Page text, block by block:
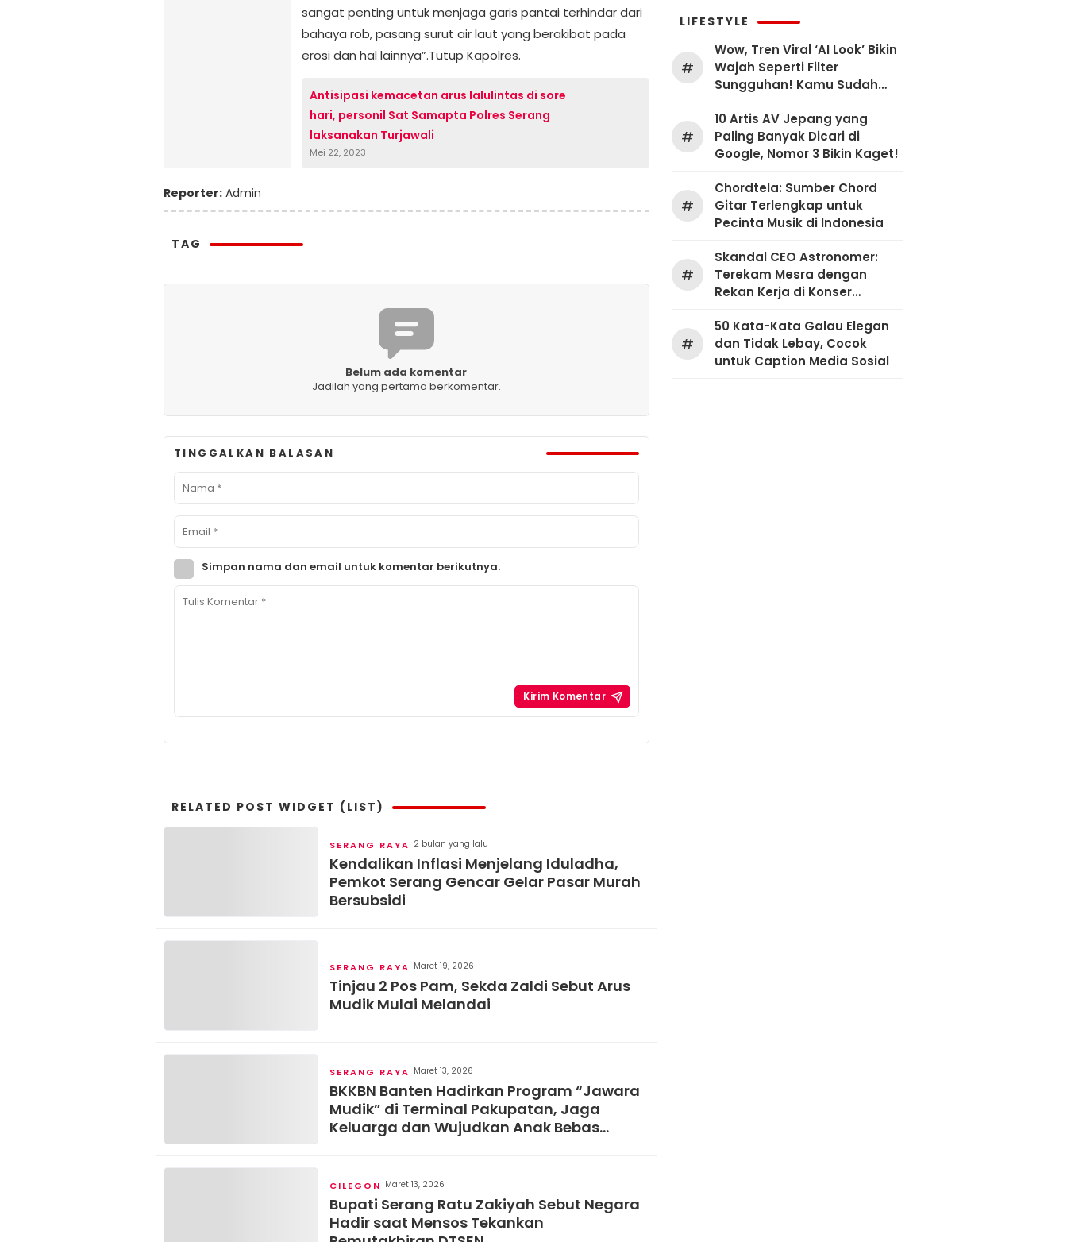
sangat penting untuk menjaga garis pantai terhindar dari
bahaya rob, pasang surut air laut yang berakibat pada
erosi dan hal lainnya”.Tutup Kapolres.
Antisipasi kemacetan arus lalulintas di sore
hari, personil Sat Samapta Polres Serang
laksanakan Turjawali
Mei 22, 2023
Reporter: Admin
TAG
Belum ada komentar
Jadilah yang pertama berkomentar.
TINGGALKAN BALASAN
Simpan nama dan email untuk komentar berikutnya.
RELATED POST WIDGET (LIST)
SERANG RAYA 2 bulan yang lalu
Kendalikan Inflasi Menjelang Iduladha,
Pemkot Serang Gencar Gelar Pasar Murah
Bersubsidi
SERANG RAYA Maret 19, 2026
Tinjau 2 Pos Pam, Sekda Zaldi Sebut Arus
Mudik Mulai Melandai
SERANG RAYA Maret 13, 2026
BKKBN Banten Hadirkan Program “Jawara
Mudik” di Terminal Pakupatan, Jaga
Keluarga dan Wujudkan Anak Bebas
CILEGON Maret 13, 2026
Bupati Serang Ratu Zakiyah Sebut Negara
Hadir saat Mensos Tekankan
LIFESTYLE
#
Wow, Tren Viral ‘AI Look’ Bikin
Wajah Seperti Filter
Sungguhan! Kamu Sudah
#
10 Artis AV Jepang yang
Paling Banyak Dicari di
Google, Nomor 3 Bikin Kaget!
#
Chordtela: Sumber Chord
Gitar Terlengkap untuk
Pecinta Musik di Indonesia
#
Skandal CEO Astronomer:
Terekam Mesra dengan
Rekan Kerja di Konser
#
50 Kata-Kata Galau Elegan
dan Tidak Lebay, Cocok
untuk Caption Media Sosial